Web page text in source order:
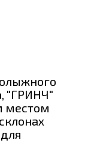
"ГРИНЧ"
местом